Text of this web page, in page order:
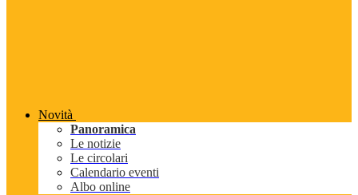
Novità
Panoramica
Le notizie
Le circolari
Calendario eventi
Albo online